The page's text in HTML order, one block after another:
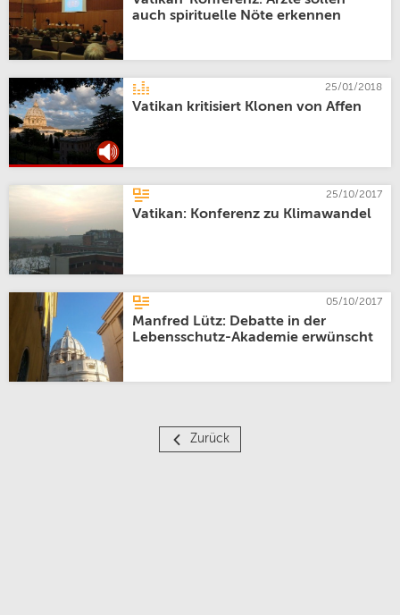
auch spirituelle Nöte erkennen
25/01/2018
Vatikan kritisiert Klonen von Affen
25/10/2017
Vatikan: Konferenz zu Klimawandel
05/10/2017
Manfred Lütz: Debatte in der
Lebensschutz-Akademie erwünscht
Zurück